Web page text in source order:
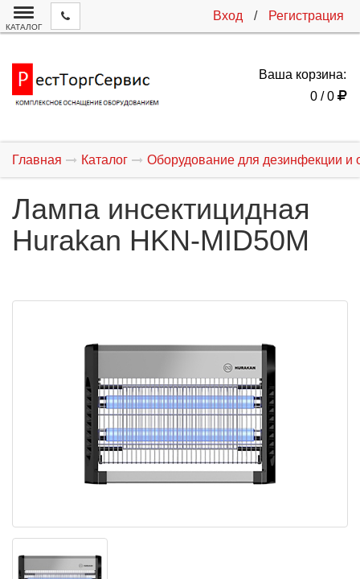
Вход / Регистрация
КАТАЛОГ
Ваша корзина:
0 / 0
Главная Каталог Оборудование для дезинфекции и
Лампа инсектицидная
Hurakan HKN-MID50M